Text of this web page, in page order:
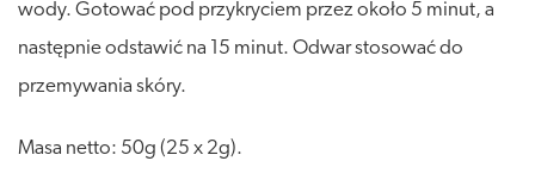
wody. Gotować pod przykryciem przez około 5 minut, a
następnie odstawić na 15 minut. Odwar stosować do
przemywania skóry.
Masa netto: 50g (25 x 2g).